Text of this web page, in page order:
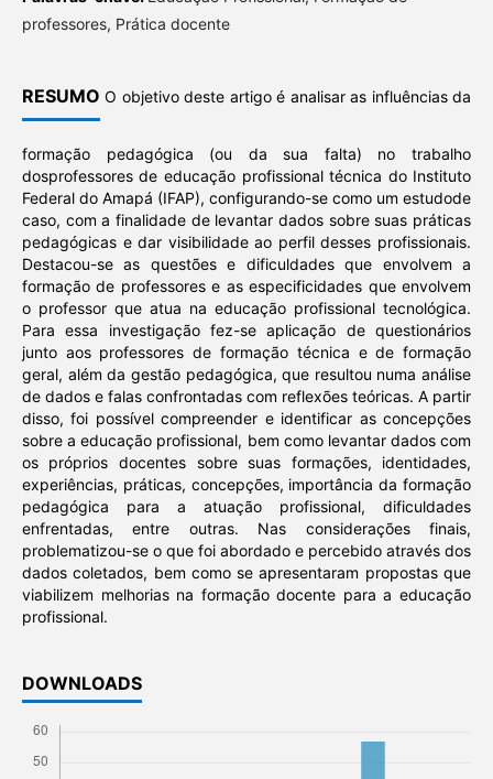
professores, Prática docente
RESUMO O objetivo deste artigo é analisar as influências da
formação pedagógica (ou da sua falta) no trabalho
dosprofessores de educação profissional técnica do Instituto
Federal do Amapá (IFAP), configurando-se como um estudode
caso, com a finalidade de levantar dados sobre suas práticas
pedagógicas e dar visibilidade ao perfil desses profissionais.
Destacou-se as questões e dificuldades que envolvem a
formação de professores e as especificidades que envolvem
o professor que atua na educação profissional tecnológica.
Para essa investigação fez-se aplicação de questionários
junto aos professores de formação técnica e de formação
geral, além da gestão pedagógica, que resultou numa análise
de dados e falas confrontadas com reflexões teóricas. A partir
disso, foi possível compreender e identificar as concepções
sobre a educação profissional, bem como levantar dados com
os próprios docentes sobre suas formações, identidades,
experiências, práticas, concepções, importância da formação
pedagógica para a atuação profissional, dificuldades
enfrentadas, entre outras. Nas considerações finais,
problematizou-se o que foi abordado e percebido através dos
dados coletados, bem como se apresentaram propostas que
viabilizem melhorias na formação docente para a educação
profissional.
DOWNLOADS